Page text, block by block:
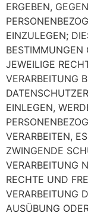
ERGEBEN,
EINZULEGEN;
BESTIMMUNGEN
JEWEILIGE
VERARBEITUNG
EINLEGEN,
VERARBEITEN,
ZWINGENDE
VERARBEITUNG
RECHTE UND
VERARBEITUNG
AUSÜBUNG